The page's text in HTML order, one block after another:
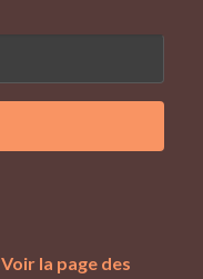
Voir la page des